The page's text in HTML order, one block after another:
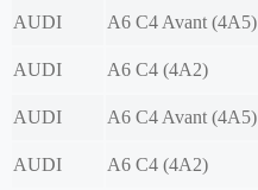
AUDI
A6 C4 Avant (4A5)
AUDI
A6 C4 (4A2)
AUDI
A6 C4 Avant (4A5)
AUDI
A6 C4 (4A2)